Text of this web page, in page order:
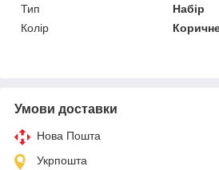
Тип
Набір
Колір
Умови доставки
Нова Пошта
Укрпошта